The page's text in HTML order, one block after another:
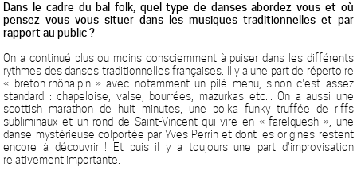
Dans le cadre du bal folk, quel type de danses abordez vous et où
pensez vous vous situer dans les musiques traditionnelles et par
rapport au public ?
On a continué plus ou moins consciemment à puiser dans les différents
rythmes des danses traditionnelles françaises. Il y a une part de répertoire
« breton-rhônalpin » avec notamment un pilé menu, sinon c'est assez
standard : chapeloise, valse, bourrées, mazurkas etc... On a aussi une
scottish marathon de huit minutes, une polka funky truffée de riffs
subliminaux et un rond de Saint-Vincent qui vire en « farelquesh », une
danse mystérieuse colportée par Yves Perrin et dont les origines restent
encore à découvrir ! Et puis il y a toujours une part d'improvisation
relativement importante.